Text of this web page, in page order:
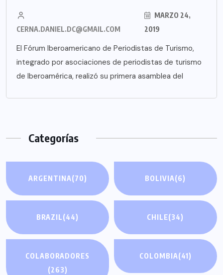
CERNA.DANIEL.DC@GMAIL.COM
MARZO 24,
2019
El Fórum Iberoamericano de Periodistas de Turismo,
integrado por asociaciones de periodistas de turismo
de Iberoamérica, realizó su primera asamblea del
Categorías
ARGENTINA(70) BOLIVIA(6)
BRAZIL(44) CHILE(34)
COLABORADORES
(263)
COLOMBIA(41)